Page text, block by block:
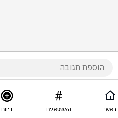
ראשי האשטאגים דיווח